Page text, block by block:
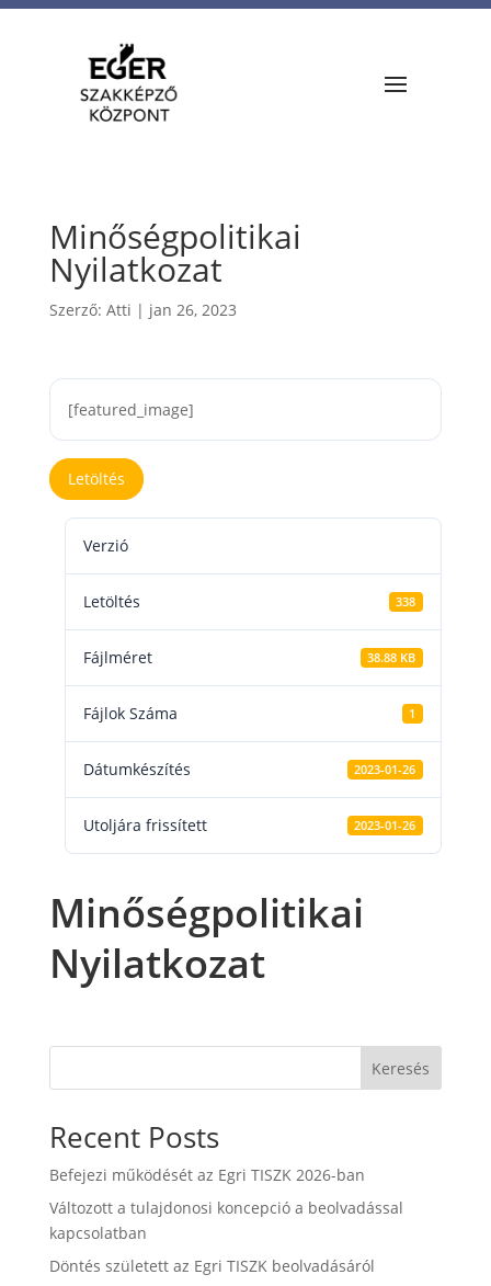
Minőségpolitikai
Nyilatkozat
Szerző: Atti | jan 26, 2023
[featured_image]
Letöltés
Verzió
Letöltés 338
Fájlméret 38.88 KB
Fájlok Száma 1
Dátumkészítés 2023-01-26
Utoljára frissített 2023-01-26
Minőségpolitikai
Nyilatkozat
Keresés
Recent Posts
Befejezi működését az Egri TISZK 2026-ban
Változott a tulajdonosi koncepció a beolvadással
kapcsolatban
Döntés született az Egri TISZK beolvadásáról